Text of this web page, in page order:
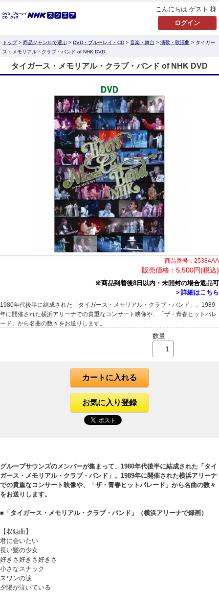
こんにちは ゲスト 様
トップ> 商品ジャンルで選ぶ > DVD・ブルーレイ・CD > 音楽・舞台 > 演歌・歌謡曲 > タイガー
ス・メモリアル・クラブ・バンド of NHK DVD
タイガース・メモリアル・クラブ・バンド of NHK DVD
商品番号：25384AA
販売価格： 5,500円(税込)
※商品到着後8日以内・未開封の場合返品可
＞詳細はこちら
1980年代後半に結成された「タイガース・メモリアル・クラブ・バンド」。1989
年に開催された横浜アリーナでの貴重なコンサート映像や、「ザ・青春ヒットパレ
ード」から名曲の数々をお送りします。
数量
カートに入れる
お気に入り登録
グループサウンズのメンバーが集まって、1980年代後半に結成された「タイ
ガース・メモリアル・クラブ・バンド」。1989年に開催された横浜アリーナ
での貴重なコンサート映像や、「ザ・青春ヒットパレード」から名曲の数々
をお送りします。
■「タイガース・メモリアル・クラブ・バンド」（横浜アリーナで録画）
【収録曲】
君に会いたい
長い髪の少女
好きさ好きさ好きさ
小さなスナック
スワンの涙
夕陽が泣いている